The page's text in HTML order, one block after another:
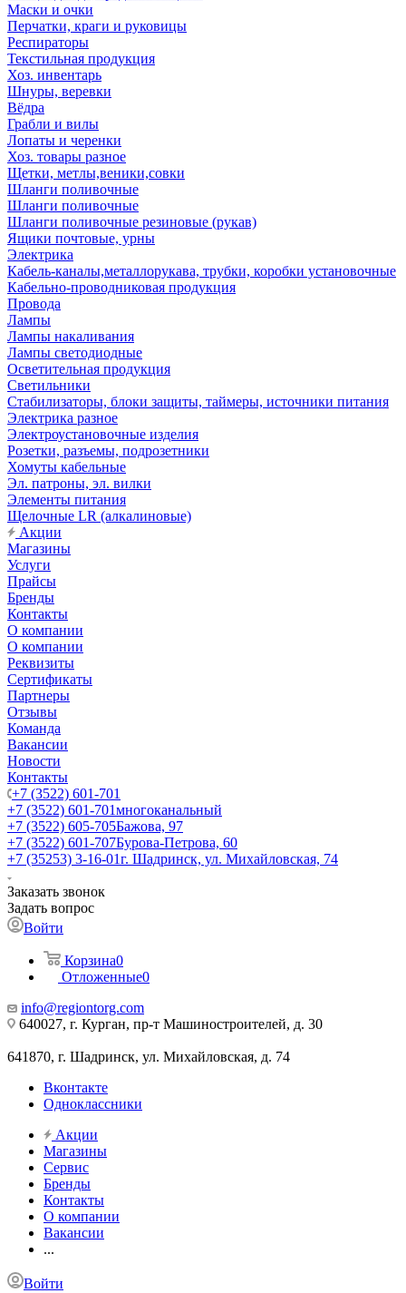
Маски и очки
Перчатки, краги и руковицы
Респираторы
Текстильная продукция
Хоз. инвентарь
Шнуры, веревки
Вёдра
Грабли и вилы
Лопаты и черенки
Хоз. товары разное
Щетки, метлы,веники,совки
Шланги поливочные
Шланги поливочные
Шланги поливочные резиновые (рукав)
Ящики почтовые, урны
Электрика
Кабель-каналы,металлорукава, трубки, коробки установочные
Кабельно-проводниковая продукция
Провода
Лампы
Лампы накаливания
Лампы светодиодные
Осветительная продукция
Светильники
Стабилизаторы, блоки защиты, таймеры, источники питания
Электрика разное
Электроустановочные изделия
Розетки, разъемы, подрозетники
Хомуты кабельные
Эл. патроны, эл. вилки
Элементы питания
Щелочные LR (алкалиновые)
Акции
Магазины
Услуги
Прайсы
Бренды
Контакты
О компании
О компании
Реквизиты
Сертификаты
Партнеры
Отзывы
Команда
Вакансии
Новости
Контакты
+7 (3522) 601-701
+7 (3522) 601-701многоканальный
+7 (3522) 605-705Бажова, 97
+7 (3522) 601-707Бурова-Петрова, 60
+7 (35253) 3-16-01г. Шадринск, ул. Михайловская, 74
Заказать звонок
Задать вопрос
Войти
Корзина0
Отложенные0
info@regiontorg.com
640027, г. Курган, пр-т Машиностроителей, д. 30
641870, г. Шадринск, ул. Михайловская, д. 74
Вконтакте
Одноклассники
Акции
Магазины
Сервис
Бренды
Контакты
О компании
Вакансии
...
Войти